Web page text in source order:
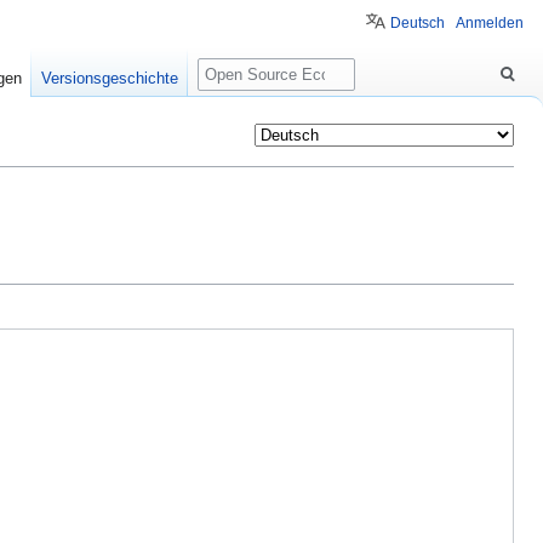
Deutsch Anmelden
Versionsgeschichte
Suche